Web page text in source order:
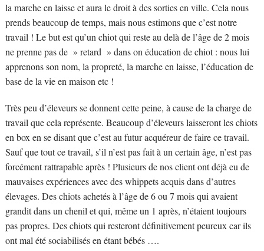
la marche en laisse et aura le droit à des sorties en ville. Cela nous
prends beaucoup de temps, mais nous estimons que c’est notre
travail ! Le but est qu’un chiot qui reste au delà de l’âge de 2 mois
ne prenne pas de » retard » dans on éducation de chiot : nous lui
apprenons son nom, la propreté, la marche en laisse, l’éducation de
base de la vie en maison etc !
Très peu d’éleveurs se donnent cette peine, à cause de la charge de
travail que cela représente. Beaucoup d’éleveurs laisseront les chiots
en box en se disant que c’est au futur acquéreur de faire ce travail.
Sauf que tout ce travail, s’il n’est pas fait à un certain âge, n’est pas
forcément rattrapable après ! Plusieurs de nos client ont déjà eu de
mauvaises expériences avec des whippets acquis dans d’autres
élevages. Des chiots achetés à l’âge de 6 ou 7 mois qui avaient
grandit dans un chenil et qui, même un 1 après, n’étaient toujours
pas propres. Des chiots qui resteront définitivement peureux car ils
ont mal été sociabilisés en étant bébés ….